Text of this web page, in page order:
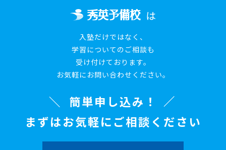
は
入塾だけではなく、
学習についてのご相談も
受け付けております。
お気軽にお問い合わせください。
簡単申し込み！
まずはお気軽にご相談ください